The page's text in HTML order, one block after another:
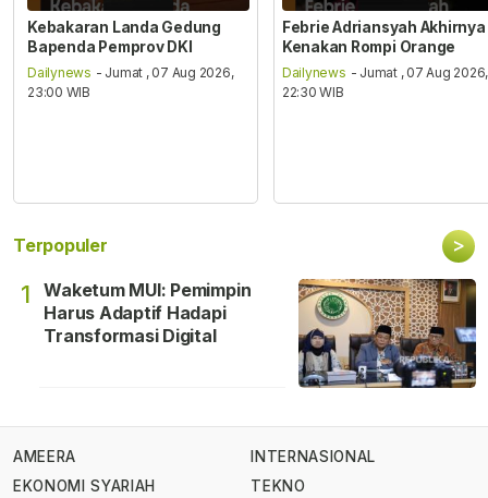
Kebakaran Landa Gedung
Bapenda Pemprov DKI
Dailynews - Jumat , 07 Aug 2026,
23:00 WIB
Febrie Adriansyah Akhirnya
Kenakan Rompi Orange
Dailynews - Jumat , 07 Aug 2026,
22:30 WIB
Terpopuler >
1
Waketum MUI: Pemimpin
Harus Adaptif Hadapi
Transformasi Digital
AMEERA
EKONOMI SYARIAH
INTERNASIONAL
TEKNO